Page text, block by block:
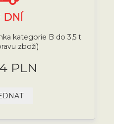
DNÍ
kategorie B do 3,5 t
zboží)
PLN